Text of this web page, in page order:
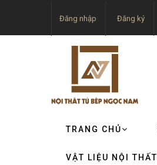
Đăng nhập Đăng ký
TRANG CHỦ
VẬT LIỆU NỘI THẤT